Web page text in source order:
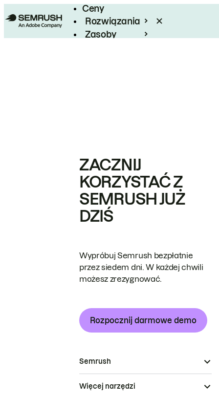
Ceny
Rozwiązania
Zasoby
ZACZNIJ
KORZYSTAĆ Z
SEMRUSH JUŻ
DZIŚ
Wypróbuj Semrush bezpłatnie
przez siedem dni. W każdej chwili
możesz zrezygnować.
Rozpocznij darmowe demo
Semrush
Więcej narzędzi